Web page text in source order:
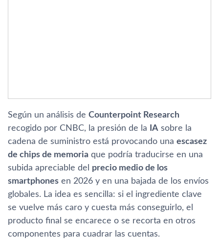
Según un análisis de Counterpoint Research
recogido por CNBC, la presión de la
IA sobre la
cadena de suministro está provocando una escasez
de chips de memoria que podría traducirse en una
subida apreciable del precio medio de los
smartphones en 2026 y en una bajada de los envíos
globales. La idea es sencilla: si el ingrediente clave
se vuelve más caro y cuesta más conseguirlo, el
producto final se encarece o se recorta en otros
componentes para cuadrar las cuentas.